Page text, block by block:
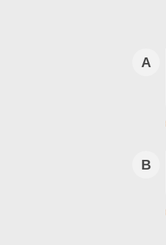
A
B